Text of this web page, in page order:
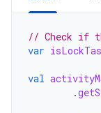
// Check if
var
val
.